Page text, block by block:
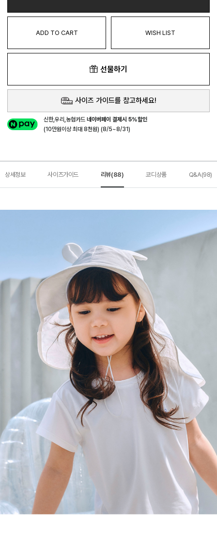
ADD TO CART WISH LIST
선물하기
사이즈 가이드를 참고하세요!
신한,우리,농협카드네이버페이 결제시 5%할인
(10만원이상 최대 8천원) (8/5~8/31)
상세정보 사이즈가이드 리뷰(88) 코디상품 Q&A(98)